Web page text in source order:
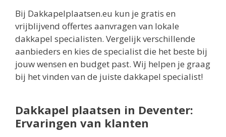
Bij Dakkapelplaatsen.eu kun je gratis en
vrijblijvend offertes aanvragen van lokale
dakkapel specialisten. Vergelijk verschillende
aanbieders en kies de specialist die het beste bij
jouw wensen en budget past. Wij helpen je graag
bij het vinden van de juiste dakkapel specialist!
Dakkapel plaatsen in Deventer:
Ervaringen van klanten